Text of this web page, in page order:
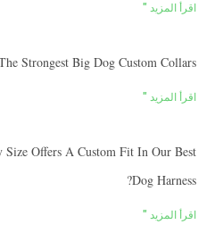
اقرأ المزيد "
Strongest Big Dog Custom Collars?
اقرأ المزيد "
Size Offers A Custom Fit In Our Best
Dog Harness?
اقرأ المزيد "